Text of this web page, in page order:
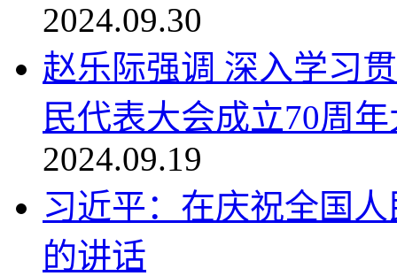
2024.09.30
赵乐际强调 深入学习
民代表大会成立70周年
2024.09.19
习近平：在庆祝全国
的讲话